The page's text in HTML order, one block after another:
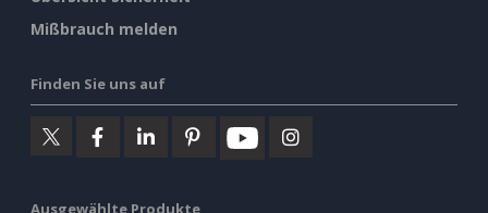
Mißbrauch melden
Finden Sie uns auf
Ausgewählte Produkte